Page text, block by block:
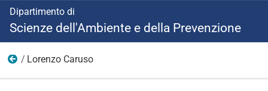
Dipartimento di
Scienze dell'Ambiente e della Prevenzione
Professori di Seconda Fascia
Lorenzo Caruso